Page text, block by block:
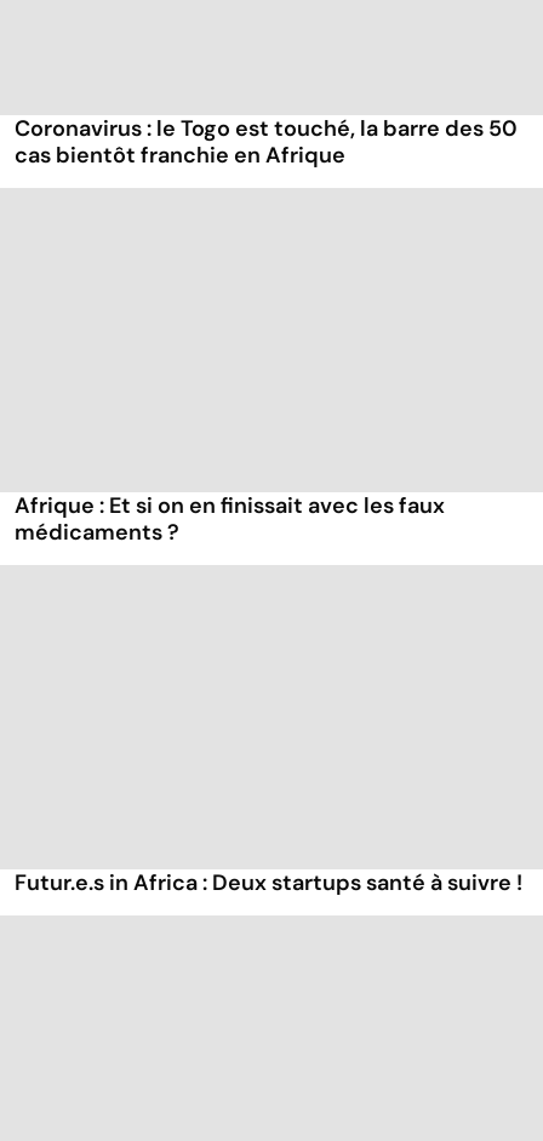
Coronavirus : le Togo est touché, la barre des 50
cas bientôt franchie en Afrique
Afrique : Et si on en finissait avec les faux
médicaments ?
Futur.e.s in Africa : Deux startups santé à suivre !